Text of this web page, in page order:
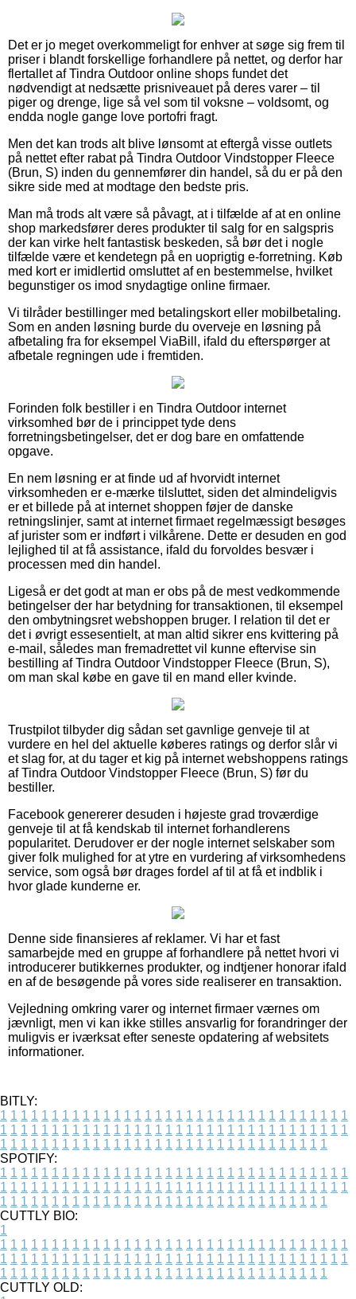
Det er jo meget overkommeligt for enhver at søge sig frem til
priser i blandt forskellige forhandlere på nettet, og derfor har
flertallet af Tindra Outdoor online shops fundet det
nødvendigt at nedsætte prisniveauet på deres varer – til
piger og drenge, lige så vel som til voksne – voldsomt, og
endda nogle gange love portofri fragt.
Men det kan trods alt blive lønsomt at eftergå visse outlets
på nettet efter rabat på Tindra Outdoor Vindstopper Fleece
(Brun, S) inden du gennemfører din handel, så du er på den
sikre side med at modtage den bedste pris.
Man må trods alt være så påvagt, at i tilfælde af at en online
shop markedsfører deres produkter til salg for en salgspris
der kan virke helt fantastisk beskeden, så bør det i nogle
tilfælde være et kendetegn på en uoprigtig e-forretning. Køb
med kort er imidlertid omsluttet af en bestemmelse, hvilket
begunstiger os imod snydagtige online firmaer.
Vi tilråder bestillinger med betalingskort eller mobilbetaling.
Som en anden løsning burde du overveje en løsning på
afbetaling fra for eksempel ViaBill, ifald du efterspørger at
afbetale regningen ude i fremtiden.
Forinden folk bestiller i en Tindra Outdoor internet
virksomhed bør de i princippet tyde dens
forretningsbetingelser, det er dog bare en omfattende
opgave.
En nem løsning er at finde ud af hvorvidt internet
virksomheden er e-mærke tilsluttet, siden det almindeligvis
er et billede på at internet shoppen føjer de danske
retningslinjer, samt at internet firmaet regelmæssigt besøges
af jurister som er indført i vilkårene. Dette er desuden en god
lejlighed til at få assistance, ifald du forvoldes besvær i
processen med din handel.
Ligeså er det godt at man er obs på de mest vedkommende
betingelser der har betydning for transaktionen, til eksempel
den ombytningsret webshoppen bruger. I relation til det er
det i øvrigt essesentielt, at man altid sikrer ens kvittering på
e-mail, således man fremadrettet vil kunne eftervise sin
bestilling af Tindra Outdoor Vindstopper Fleece (Brun, S),
om man skal købe en gave til en mand eller kvinde.
Trustpilot tilbyder dig sådan set gavnlige genveje til at
vurdere en hel del aktuelle køberes ratings og derfor slår vi
et slag for, at du tager et kig på internet webshoppens ratings
af Tindra Outdoor Vindstopper Fleece (Brun, S) før du
bestiller.
Facebook genererer desuden i højeste grad troværdige
genveje til at få kendskab til internet forhandlerens
popularitet. Derudover er der nogle internet selskaber som
giver folk mulighed for at ytre en vurdering af virksomhedens
service, som også bør drages fordel af til at få et indblik i
hvor glade kunderne er.
Denne side finansieres af reklamer. Vi har et fast
samarbejde med en gruppe af forhandlere på nettet hvori vi
introducerer butikkernes produkter, og indtjener honorar ifald
en af de besøgende på vores side realiserer en transaktion.
Vejledning omkring varer og internet firmaer værnes om
jævnligt, men vi kan ikke stilles ansvarlig for forandringer der
muligvis er iværksat efter seneste opdatering af websitets
informationer.
BITLY:
1 1 1 1 1 1 1 1 1 1 1 1 1 1 1 1 1 1 1 1 1 1 1 1 1 1 1 1 1 1 1 1 1 1
1 1 1 1 1 1 1 1 1 1 1 1 1 1 1 1 1 1 1 1 1 1 1 1 1 1 1 1 1 1 1 1 1 1
1 1 1 1 1 1 1 1 1 1 1 1 1 1 1 1 1 1 1 1 1 1 1 1 1 1 1 1 1 1 1 1
SPOTIFY:
1 1 1 1 1 1 1 1 1 1 1 1 1 1 1 1 1 1 1 1 1 1 1 1 1 1 1 1 1 1 1 1 1 1
1 1 1 1 1 1 1 1 1 1 1 1 1 1 1 1 1 1 1 1 1 1 1 1 1 1 1 1 1 1 1 1 1 1
1 1 1 1 1 1 1 1 1 1 1 1 1 1 1 1 1 1 1 1 1 1 1 1 1 1 1 1 1 1 1 1
CUTTLY BIO:
1
1 1 1 1 1 1 1 1 1 1 1 1 1 1 1 1 1 1 1 1 1 1 1 1 1 1 1 1 1 1 1 1 1 1
1 1 1 1 1 1 1 1 1 1 1 1 1 1 1 1 1 1 1 1 1 1 1 1 1 1 1 1 1 1 1 1 1 1
1 1 1 1 1 1 1 1 1 1 1 1 1 1 1 1 1 1 1 1 1 1 1 1 1 1 1 1 1 1 1 1
CUTTLY OLD: